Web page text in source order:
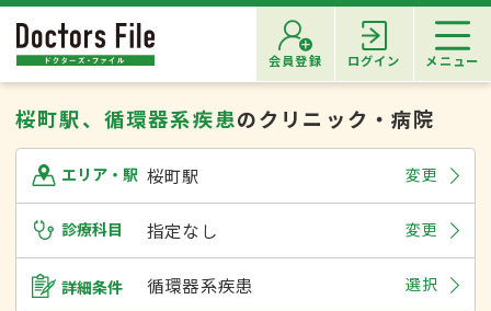
会員登録 ログイン メニュー
桜町駅、循環器系疾患のクリニック・病院
エリア・駅 桜町駅 変更
診療科目 指定なし 変更
詳細条件 循環器系疾患 選択